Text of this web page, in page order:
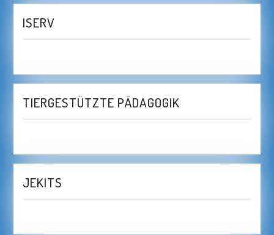
ISERV
TIERGESTÜTZTE PÄDAGOGIK
JEKITS